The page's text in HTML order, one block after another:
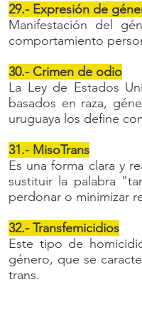
29.- Expresión de
Manifestación del
comportamiento
30.- Crimen de odio
La Ley de Estados
basados en raza,
uruguaya los define
31.- MisoTrans
Es una forma clara y
sustituir la palabra
perdonar o minimizar
32.- Transfemicidios
Este tipo de
género, que se
trans.